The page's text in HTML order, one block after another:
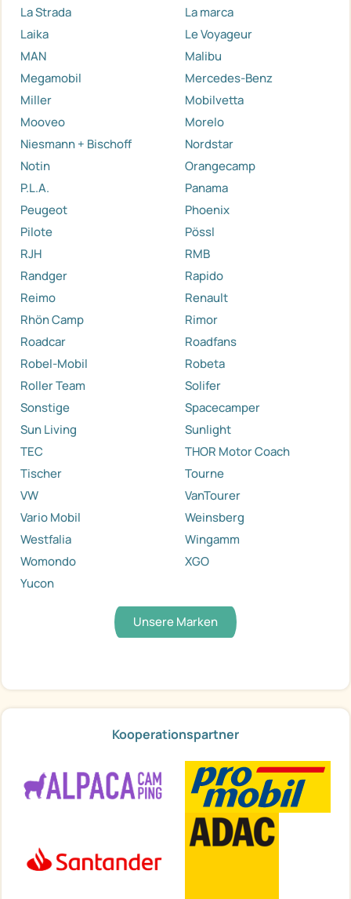
La Strada
La marca
Laika
Le Voyageur
MAN
Malibu
Megamobil
Mercedes-Benz
Miller
Mobilvetta
Mooveo
Morelo
Niesmann + Bischoff
Nordstar
Notin
Orangecamp
P.L.A.
Panama
Peugeot
Phoenix
Pilote
Pössl
RJH
RMB
Randger
Rapido
Reimo
Renault
Rhön Camp
Rimor
Roadcar
Roadfans
Robel-Mobil
Robeta
Roller Team
Solifer
Sonstige
Spacecamper
Sun Living
Sunlight
TEC
THOR Motor Coach
Tischer
Tourne
VW
VanTourer
Vario Mobil
Weinsberg
Westfalia
Wingamm
Womondo
XGO
Yucon
Unsere Marken
Kooperationspartner